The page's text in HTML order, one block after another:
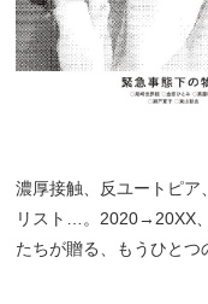
濃厚接触、反ユートピア
リスト…。2020→20XX
たちが贈る、もうひとつ